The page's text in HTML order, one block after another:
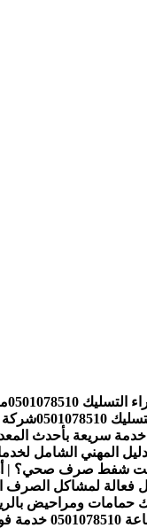
0501078510
شركة
بأحدث المعدات
المهني الشامل
شفط صرف صحي؟ |
فعالة لمشاكل الصرف
ومراحيض بالرياض
تسليك مجاري